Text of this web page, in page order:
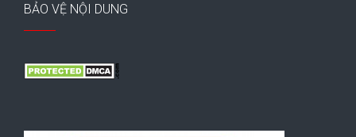
BẢO VỆ NỘI DUNG